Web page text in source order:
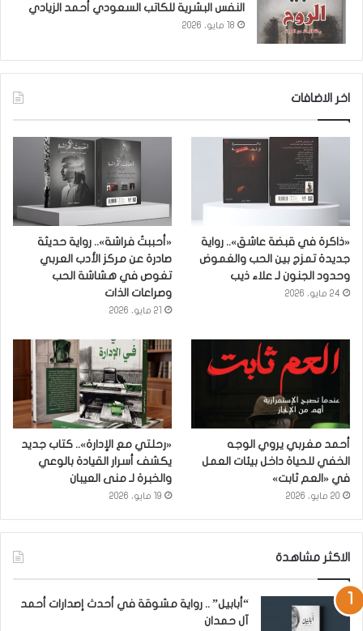
النفس البشرية للكاتب السعودي أحمد الزيادي
18 مايو، 2026
اخر الاضافات
«ذاكرة في قبضة عاشق».. رواية
جديدة تمزج بين الحب والغموض
وحدود الجنون لـ علاء ذيب
24 مايو، 2026
«أحببتُ فراشة».. رواية حديثة
صادرة عن مركز الأدب العربي
تغوص في هشاشة الحب
وصراعات الذات
21 مايو، 2026
أحمد مغربي يروي الوجه
الخفي للحياة داخل بيئات العمل
في «العم ثابت»
20 مايو، 2026
«رحلتي مع الإدارة».. كتاب جديد
يكشف أسرار القيادة بالوعي
والخبرة لـ منى العيبان
19 مايو، 2026
الاكثر مشاهدة
“أبابيل” .. رواية مشوقة في أحدث إصدارات أحمد
آل حمدان